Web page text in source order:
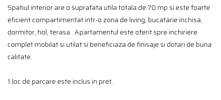
Spatiul interior are o suprafata utila totala de 70 mp si este foarte
eficient compartimentat intr-o zona de living, bucatarie inchisa,
dormitor, hol, terasa. Apartamentul este oferit spre inchiriere
complet mobilat si utilat si beneficiaza de finisaje si dotari de buna
calitate.
1 loc de parcare este inclus in pret.